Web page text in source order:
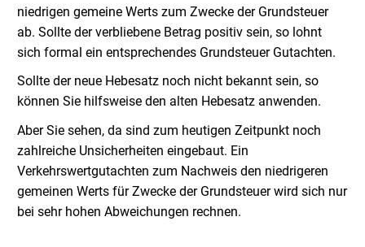
niedrigen gemeine Werts zum Zwecke der Grundsteuer
ab. Sollte der verbliebene Betrag positiv sein, so lohnt
sich formal ein entsprechendes Grundsteuer Gutachten.
Sollte der neue Hebesatz noch nicht bekannt sein, so
können Sie hilfsweise den alten Hebesatz anwenden.
Aber Sie sehen, da sind zum heutigen Zeitpunkt noch
zahlreiche Unsicherheiten eingebaut. Ein
Verkehrswertgutachten zum Nachweis den niedrigeren
gemeinen Werts für Zwecke der Grundsteuer wird sich nur
bei sehr hohen Abweichungen rechnen.